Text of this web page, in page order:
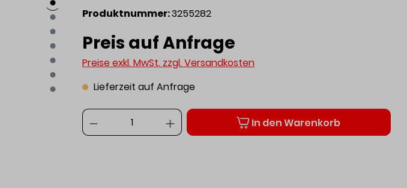
Produktnummer:3255282
Preis auf Anfrage
Preise exkl. MwSt. zzgl. Versandkosten
Lieferzeit auf Anfrage
Anzahl
In den Warenkorb